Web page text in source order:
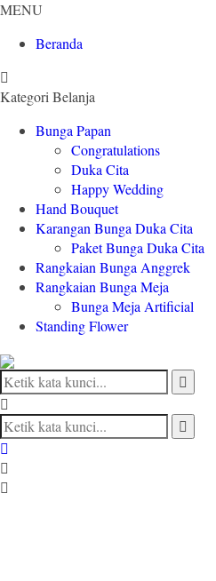
MENU
Beranda
Kategori Belanja
Bunga Papan
Congratulations
Duka Cita
Happy Wedding
Hand Bouquet
Karangan Bunga Duka Cita
Paket Bunga Duka Cita
Rangkaian Bunga Anggrek
Rangkaian Bunga Meja
Bunga Meja Artificial
Standing Flower